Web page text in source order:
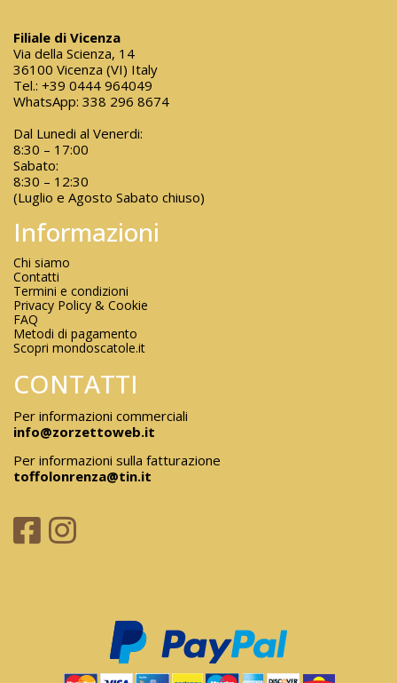
Filiale di Vicenza
Via della Scienza, 14
36100 Vicenza (VI) Italy
Tel.: +39 0444 964049
WhatsApp: 338 296 8674
Dal Lunedi al Venerdi:
8:30 – 17:00
Sabato:
8:30 – 12:30
(Luglio e Agosto Sabato chiuso)
Informazioni
Chi siamo
Contatti
Termini e condizioni
Privacy Policy & Cookie
FAQ
Metodi di pagamento
Scopri mondoscatole.it
CONTATTI
Per informazioni commerciali
info@zorzettoweb.it
Per informazioni sulla fatturazione
toffolonrenza@tin.it